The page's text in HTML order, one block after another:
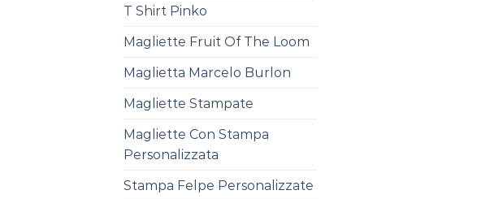
T Shirt Pinko
Magliette Fruit Of The Loom
Maglietta Marcelo Burlon
Magliette Stampate
Magliette Con Stampa
Personalizzata
Stampa Felpe Personalizzate